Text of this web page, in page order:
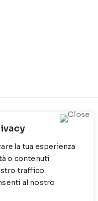
la tua esperienza
o contenuti
traffico.
al nostro
Policy
Policy